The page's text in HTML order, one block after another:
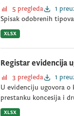
5 pregleda
1
Spisak odobrenih
XLSX
Registar evidencija
3 pregleda
1
U evidenciju ugovora
prestanku koncesija i
XLSX